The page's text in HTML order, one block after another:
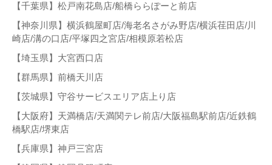
【千葉県】松戸南花島店/船橋ららぽーと前店
【神奈川県】横浜鶴屋町店/海老名さがみ野店/横浜荏田店/川
崎店/溝の口店/平塚四之宮店/相模原若松店
【埼玉県】大宮西口店
【群馬県】前橋天川店
【茨城県】守谷サービスエリア店上り店
【大阪府】天満橋店/天満関テレ前店/大阪福島駅前店/近鉄鶴
橋駅店/堺東店
【兵庫県】神戸三宮店